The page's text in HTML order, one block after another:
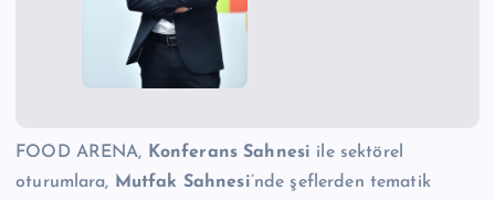
FOOD ARENA, Konferans Sahnesi ile sektörel
oturumlara, Mutfak Sahnesi’nde şeflerden tematik